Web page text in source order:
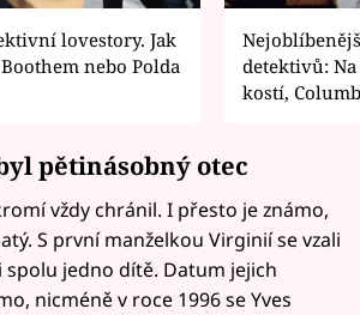
lovestory. Jak
nebo Polda
detektivů:
kostí,
pětinásobný otec
vždy chránil. I přesto je známo,
S první manželkou Virginií se vzali
spolu jedno dítě. Datum jejich
nicméně v roce 1996 se Yves